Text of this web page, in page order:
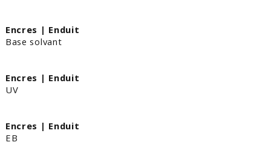
Encres | Enduit
Base solvant
Encres | Enduit
UV
Encres | Enduit
EB